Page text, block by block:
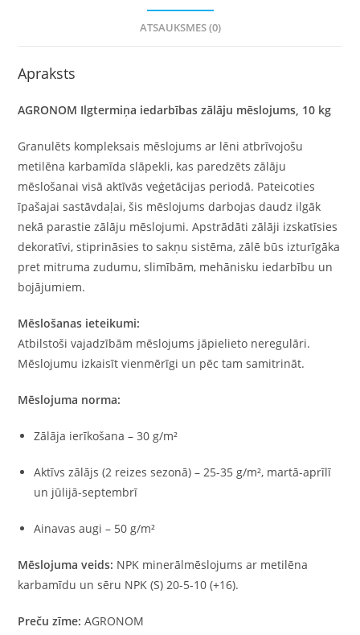
ATSAUKSMES (0)
Apraksts
AGRONOM Ilgtermiņa iedarbības zālāju mēslojums, 10 kg
Granulēts kompleksais mēslojums ar lēni atbrīvojošu
metilēna karbamīda slāpekli, kas paredzēts zālāju
mēslošanai visā aktīvās veģetācijas periodā. Pateicoties
īpašajai sastāvdaļai, šis mēslojums darbojas daudz ilgāk
nekā parastie zālāju mēslojumi. Apstrādāti zālāji izskatīsies
dekoratīvi, stiprināsies to sakņu sistēma, zālē būs izturīgāka
pret mitruma zudumu, slimībām, mehānisku iedarbību un
bojājumiem.
Mēslošanas ieteikumi:
Atbilstoši vajadzībām mēslojums jāpielieto neregulāri.
Mēslojumu izkaisīt vienmērīgi un pēc tam samitrināt.
Mēslojuma norma:
Zālāja ierīkošana – 30 g/m²
Aktīvs zālājs (2 reizes sezonā) – 25-35 g/m², martā-aprīlī
un jūlijā-septembrī
Ainavas augi – 50 g/m²
Mēslojuma veids: NPK minerālmēslojums ar metilēna
karbamīdu un sēru NPK (S) 20-5-10 (+16).
Preču zīme: AGRONOM